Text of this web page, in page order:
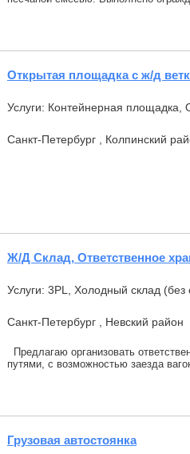
Открытая площадка с ж/д
Услуги: Контейнерная площадка,
Санкт-Петербург , Колпинский
Ж/Д Склад, Ответственное
Услуги: 3PL, Холодный склад
Санкт-Петербург , Невский район
Предлагаю организовать
путями, с возможностью заезда
Грузовая автостоянка